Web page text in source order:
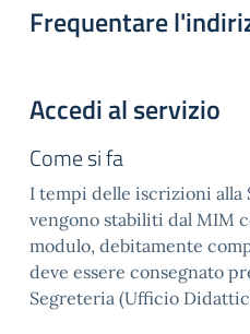
Frequentare
Accedi al servizio
Come si fa
I tempi delle iscrizioni alla
vengono stabiliti dal MIM
modulo, debitamente
deve essere consegnato
Segreteria (Ufficio